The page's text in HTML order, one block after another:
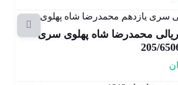
اسکناس 50 ریالی محمدرضا شاه پهلوی سری